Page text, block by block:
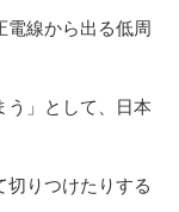
電線から出る低周
う」として、日本
切りつけたりする